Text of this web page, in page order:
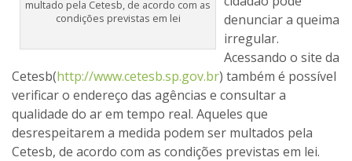
multado pela Cetesb, de acordo com as
condições previstas em lei
denunciar a queima
irregular.
Acessando o site da
Cetesb(http://www.cetesb.sp.gov.br) também é possível
verificar o endereço das agências e consultar a
qualidade do ar em tempo real. Aqueles que
desrespeitarem a medida podem ser multados pela
Cetesb, de acordo com as condições previstas em lei.